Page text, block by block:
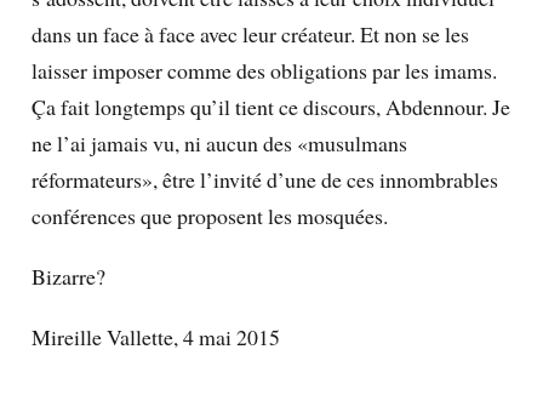
dans un face à face avec leur créateur. Et non se les
laisser imposer comme des obligations par les imams.
Ça fait longtemps qu’il tient ce discours, Abdennour. Je
ne l’ai jamais vu, ni aucun des «musulmans
réformateurs», être l’invité d’une de ces innombrables
conférences que proposent les mosquées.
Bizarre?
Mireille Vallette, 4 mai 2015